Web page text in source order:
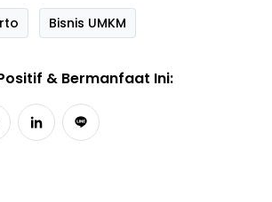
Bisnis UMKM
& Bermanfaat Ini: